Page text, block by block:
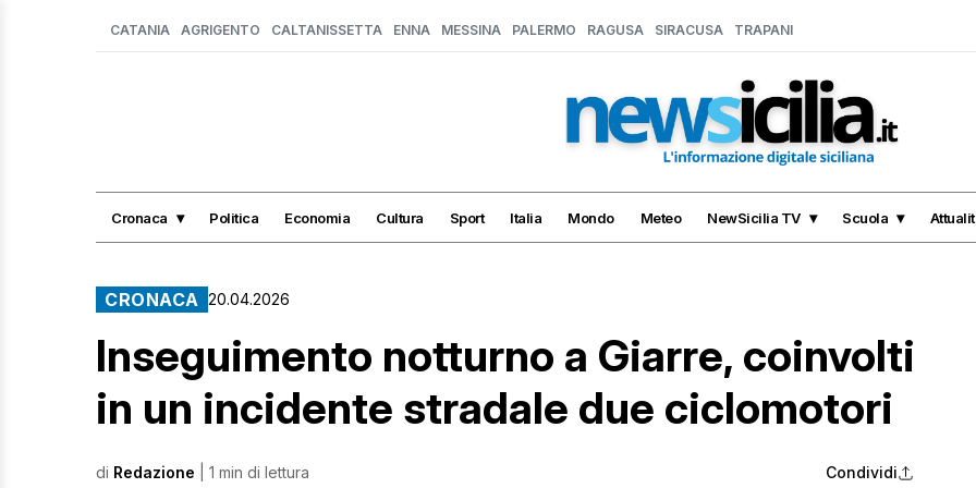
CATANIA AGRIGENTO CALTANISSETTA ENNA MESSINA PALERMO RAGUSA SIRACUSA TRAPANI
Cronaca Politica Economia Cultura Sport Italia Mondo Meteo NewSicilia TV Scuola
CRONACA 20.04.2026
Inseguimento notturno a Giarre, coinvolti
in un incidente stradale due ciclomotori
di Redazione | 1 min di lettura Condividi